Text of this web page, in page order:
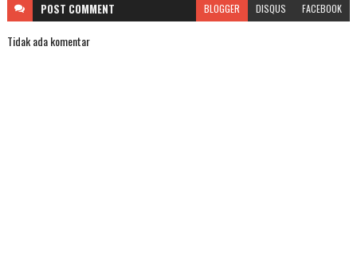
POST COMMENT BLOGGER DISQUS FACEBOOK
Tidak ada komentar